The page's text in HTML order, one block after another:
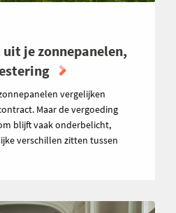
je zonnepanelen,
vergelijken
Maar de vergoeding
blijft vaak onderbelicht,
verschillen zitten tussen